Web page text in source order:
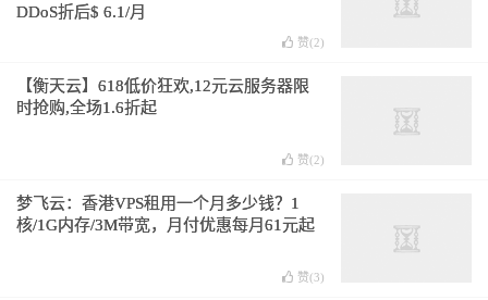
DDoS折后$ 6.1/月
赞(2)
【衡天云】618低价狂欢,12元云服务器限
时抢购,全场1.6折起
赞(2)
梦飞云：香港VPS租用一个月多少钱？1
核/1G内存/3M带宽，月付优惠每月61元起
赞(3)